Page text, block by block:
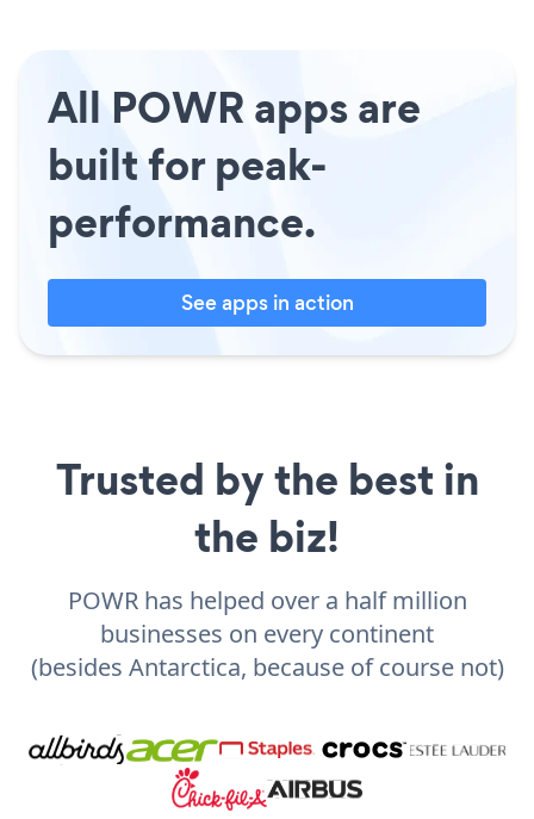
All POWR apps are
built for peak-
performance.
See apps in action
Trusted by the best in
the biz!
POWR has helped over a half million
businesses on every continent
(besides Antarctica, because of course not)